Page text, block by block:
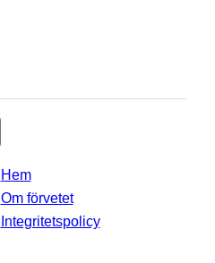
Hem
Om förvetet
Integritetspolicy